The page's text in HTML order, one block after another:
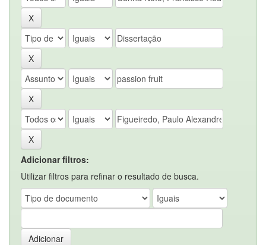
Adicionar filtros:
Utilizar filtros para refinar o resultado de busca.